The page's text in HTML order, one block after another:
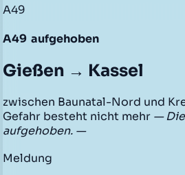
A49
A49 aufgehoben
Gießen → Kassel
zwischen Baunatal-Nord und
Gefahr besteht nicht mehr —
aufgehoben. —
Meldung